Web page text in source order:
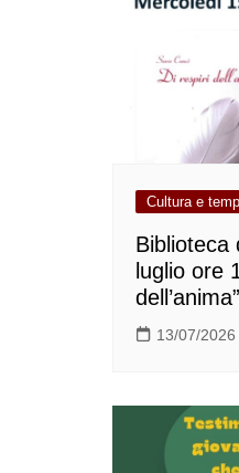
Cultura e
Biblioteca
luglio ore
13/07/2026